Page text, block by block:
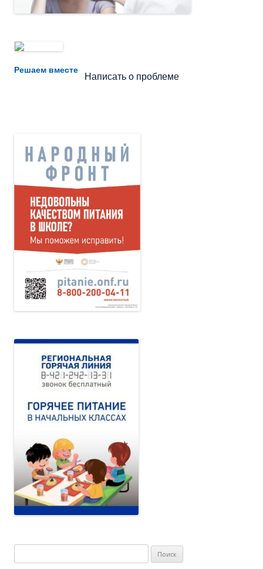
Решаем вместе
Не убран мусор, яма на дороге, не горит фонарь?
Написать о проблеме